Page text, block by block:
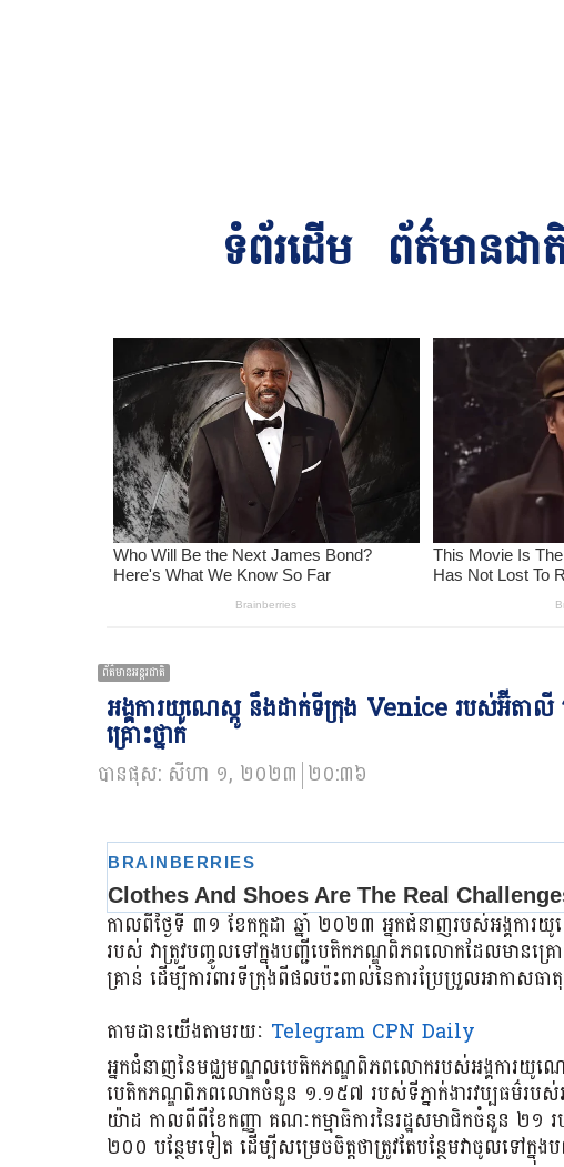
ទំព័រដើម ព័ត៌មានជា
ព័ត៌មានអន្ដរជាតិ
អង្គការយូណេស្កូ នឹងដាក់ទីក្រុង Venice របស់អ៊ីតាលី
គ្រោះថ្នាក់
បានផុស: សីហា ១, ២០២៣ ២០:៣៦
កាលពីថ្ងៃទី ៣១ ខែកក្កដា ឆ្នាំ ២០២៣ អ្នកជំនាញរបស់អង្គក
របស់ វាត្រូវបញ្ចូលទៅក្នុងបញ្ជីបេតិកភណ្ឌពិភពលោកដែលមានគ្
គ្រាន់ ដើម្បីការពារទីក្រុងពីផលប៉ះពាល់នៃការប្រែប្រួលអាកា
តាមដានយើងតាមរយៈ Telegram CPN Daily
អ្នកជំនាញនៃមជ្ឈមណ្ឌលបេតិកភណ្ឌពិភពលោករបស់អង្គការយូណេ
បេតិកភណ្ឌពិភពលោកចំនួន ១.១៥៧ របស់ទីភ្នាក់ងារវប្បធម៌របស់
យ៉ាដ កាលពីពីខែកញ្ញា គណៈកម្មាធិការនៃរដ្ឋសមាជិកចំនួន ២
២០០ បន្ថែមទៀត ដើម្បីសម្រេចចិត្តថាត្រូវតែបន្ថែមវាចូលទៅក្នុ